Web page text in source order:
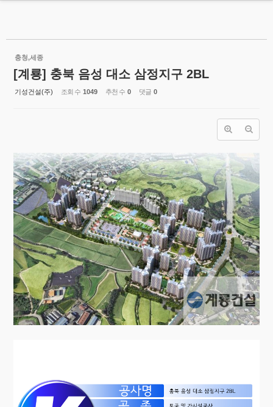
충청,세종
[계룡] 충북 음성 대소 삼정지구 2BL
기성건설(주) 조회 수 1049 추천 수 0 댓글 0
회사소개
- 주요실적
기성공간
Sketchbook5, 스케치북5